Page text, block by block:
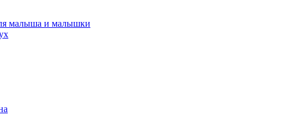
малыша и малышки